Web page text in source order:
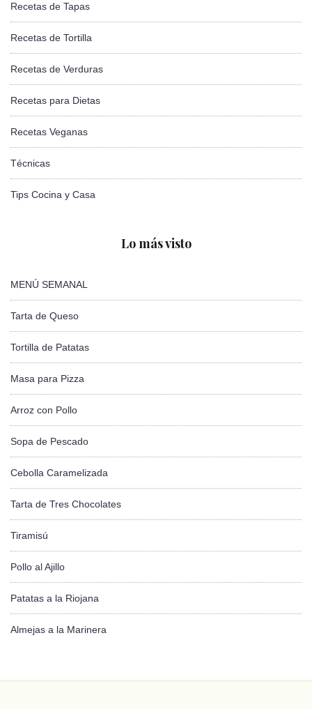
Recetas de Tapas
Recetas de Tortilla
Recetas de Verduras
Recetas para Dietas
Recetas Veganas
Técnicas
Tips Cocina y Casa
Lo más visto
MENÚ SEMANAL
Tarta de Queso
Tortilla de Patatas
Masa para Pizza
Arroz con Pollo
Sopa de Pescado
Cebolla Caramelizada
Tarta de Tres Chocolates
Tiramisú
Pollo al Ajillo
Patatas a la Riojana
Almejas a la Marinera